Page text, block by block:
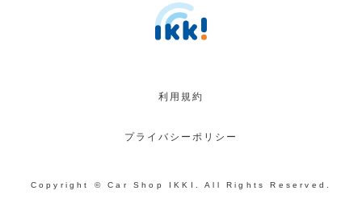
利用規約
プライバシーポリシー
Copyright © Car Shop IKKI. All Rights Reserved.